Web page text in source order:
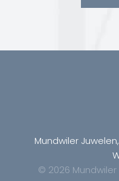
Mundwiler
© 2026